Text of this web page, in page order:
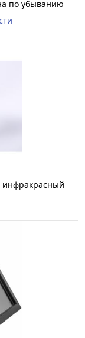
по убыванию